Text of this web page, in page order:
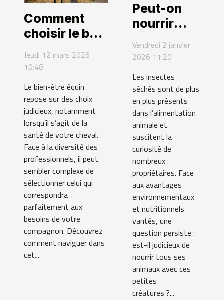
Comment
choisir le bon
pour la santé
cheval ?
Jeudi 12 mars 2026
10:48
Le bien-être équin
repose sur des choix
judicieux, notamment
lorsqu’il s’agit de la
santé de votre cheval.
Face à la diversité des
professionnels, il peut
sembler complexe de
sélectionner celui qui
correspondra
parfaitement aux
besoins de votre
compagnon. Découvrez
comment naviguer dans
cet...
Peut-on
nourrir
tous ses
animaux
insectes
séchés ?
Vendredi 2 janvier
2026 11:20
Les insectes
séchés sont de plus
en plus présents
dans l’alimentation
animale et
suscitent la
curiosité de
nombreux
propriétaires. Face
aux avantages
environnementaux
et nutritionnels
vantés, une
question persiste :
est-il judicieux de
nourrir tous ses
animaux avec ces
petites
créatures ?...